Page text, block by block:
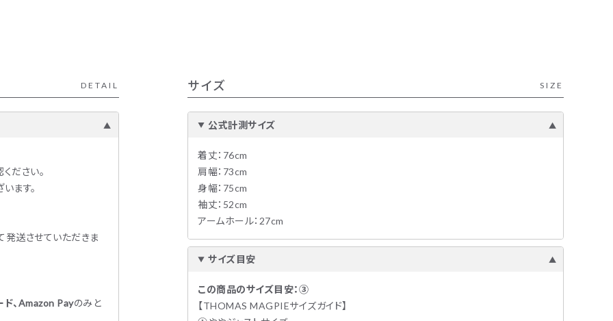
DETAIL
ださい。
ます。
発送させていただきま
ド、Amazon Payのみと
サイズ SIZE
公式計測サイズ
着丈：76cm
肩幅：73cm
身幅：75cm
袖丈：52cm
アームホール：27cm
サイズ目安
この商品のサイズ目安：③
【THOMAS MAGPIEサイズガイド】